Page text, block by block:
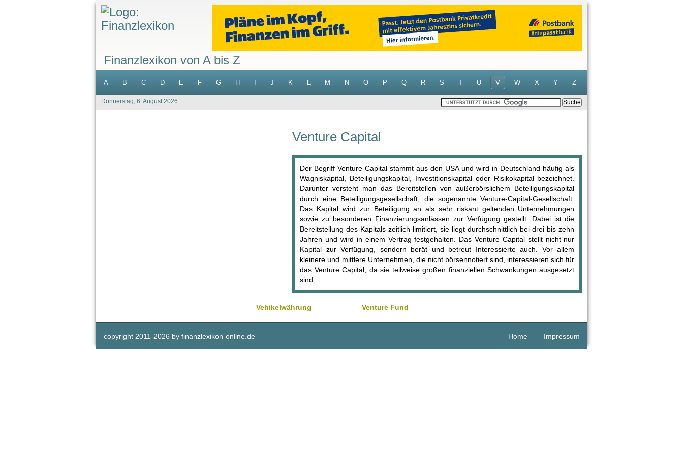
Finanzlexikon von A bis Z
A B C D E F G H J K L M N O P Q R S T U V W X Y Z
Donnerstag, 6. August 2026
Venture Capital
Der Begriff Venture Capital stammt aus den USA und wird in Deutschland häufig als
Wagniskapital, Beteiligungskapital, Investitionskapital oder Risikokapital bezeichnet.
Darunter versteht man das Bereitstellen von außerbörslichem Beteiligungskapital
durch eine Beteiligungsgesellschaft, die sogenannte Venture-Capital-Gesellschaft.
Das Kapital wird zur Beteiligung an als sehr riskant geltenden Unternehmungen
sowie zu besonderen Finanzierungsanlässen zur Verfügung gestellt. Dabei ist die
Bereitstellung des Kapitals zeitlich limitiert, sie liegt durchschnittlich bei drei bis zehn
Jahren und wird in einem Vertrag festgehalten. Das Venture Capital stellt nicht nur
Kapital zur Verfügung, sondern berät und betreut Interessierte auch. Vor allem
kleinere und mittlere Unternehmen, die nicht börsennotiert sind, interessieren sich für
das Venture Capital, da sie teilweise großen finanziellen Schwankungen ausgesetzt
sind.
Vehikelwährung Venture Fund
copyright 2011-2026 by finanzlexikon-online.de Home Impressum